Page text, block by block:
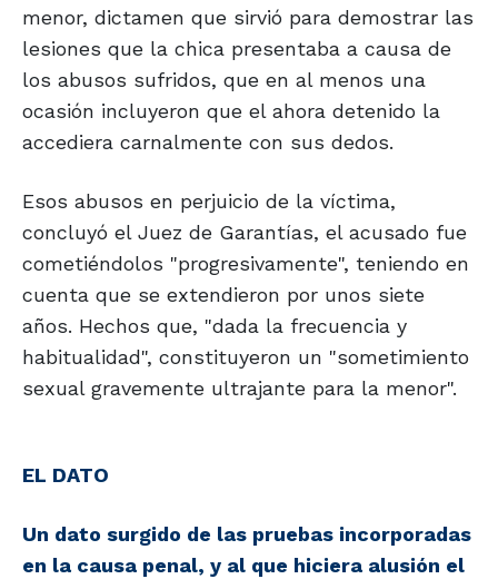
menor, dictamen que sirvió para demostrar las
lesiones que la chica presentaba a causa de
los abusos sufridos, que en al menos una
ocasión incluyeron que el ahora detenido la
accediera carnalmente con sus dedos.
Esos abusos en perjuicio de la víctima,
concluyó el Juez de Garantías, el acusado fue
cometiéndolos "progresivamente", teniendo en
cuenta que se extendieron por unos siete
años. Hechos que, "dada la frecuencia y
habitualidad", constituyeron un "sometimiento
sexual gravemente ultrajante para la menor".
EL DATO
Un dato surgido de las pruebas incorporadas
en la causa penal, y al que hiciera alusión el